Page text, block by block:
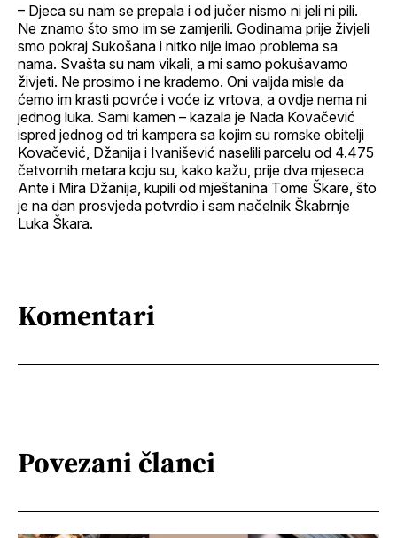
– Djeca su nam se prepala i od jučer nismo ni jeli ni pili.
Ne znamo što smo im se zamjerili. Godinama prije živjeli
smo pokraj Sukošana i nitko nije imao problema sa
nama. Svašta su nam vikali, a mi samo pokušavamo
živjeti. Ne prosimo i ne krademo. Oni valjda misle da
ćemo im krasti povrće i voće iz vrtova, a ovdje nema ni
jednog luka. Sami kamen – kazala je Nada Kovačević
ispred jednog od tri kampera sa kojim su romske obitelji
Kovačević, Džanija i Ivanišević naselili parcelu od 4.475
četvornih metara koju su, kako kažu, prije dva mjeseca
Ante i Mira Džanija, kupili od mještanina Tome Škare, što
je na dan prosvjeda potvrdio i sam načelnik Škabrnje
Luka Škara.
Komentari
Povezani članci